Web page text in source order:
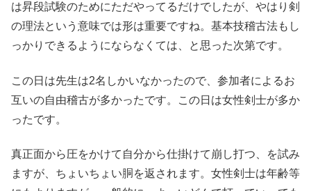
は昇段試験のためにただやってるだけでしたが、やはり剣
の理法という意味では形は重要ですね。基本技稽古法もし
っかりできるようにならなくては、と思った次第です。
この日は先生は2名しかいなかったので、参加者によるお
互いの自由稽古が多かったです。この日は女性剣士が多か
ったです。
真正面から圧をかけて自分から仕掛けて崩し打つ、を試み
ますが、ちょいちょい胴を返されます。女性剣士は年齢等